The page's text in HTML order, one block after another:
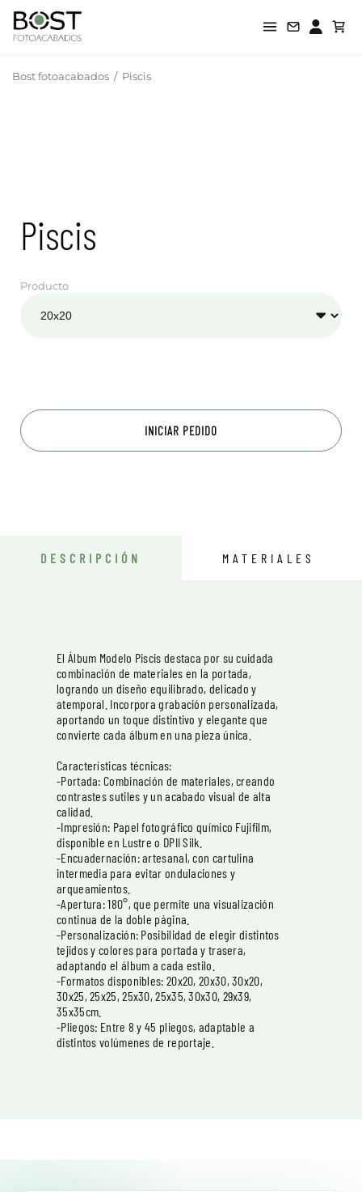
Bost fotoacabados / Piscis
Piscis
Producto
INICIAR PEDIDO
DESCRIPCIÓN MATERIALES
El Álbum Modelo Piscis destaca por su cuidada
combinación de materiales en la portada,
logrando un diseño equilibrado, delicado y
atemporal. Incorpora grabación personalizada,
aportando un toque distintivo y elegante que
convierte cada álbum en una pieza única.
Características técnicas:
-Portada: Combinación de materiales, creando
contrastes sutiles y un acabado visual de alta
calidad.
-Impresión: Papel fotográfico químico Fujifilm,
disponible en Lustre o DPII Silk.
-Encuadernación: artesanal, con cartulina
intermedia para evitar ondulaciones y
arqueamientos.
-Apertura: 180°, que permite una visualización
continua de la doble página.
-Personalización: Posibilidad de elegir distintos
tejidos y colores para portada y trasera,
adaptando el álbum a cada estilo.
-Formatos disponibles: 20x20, 20x30, 30x20,
30x25, 25x25, 25x30, 25x35, 30x30, 29x39,
35x35cm.
-Pliegos: Entre 8 y 45 pliegos, adaptable a
distintos volúmenes de reportaje.